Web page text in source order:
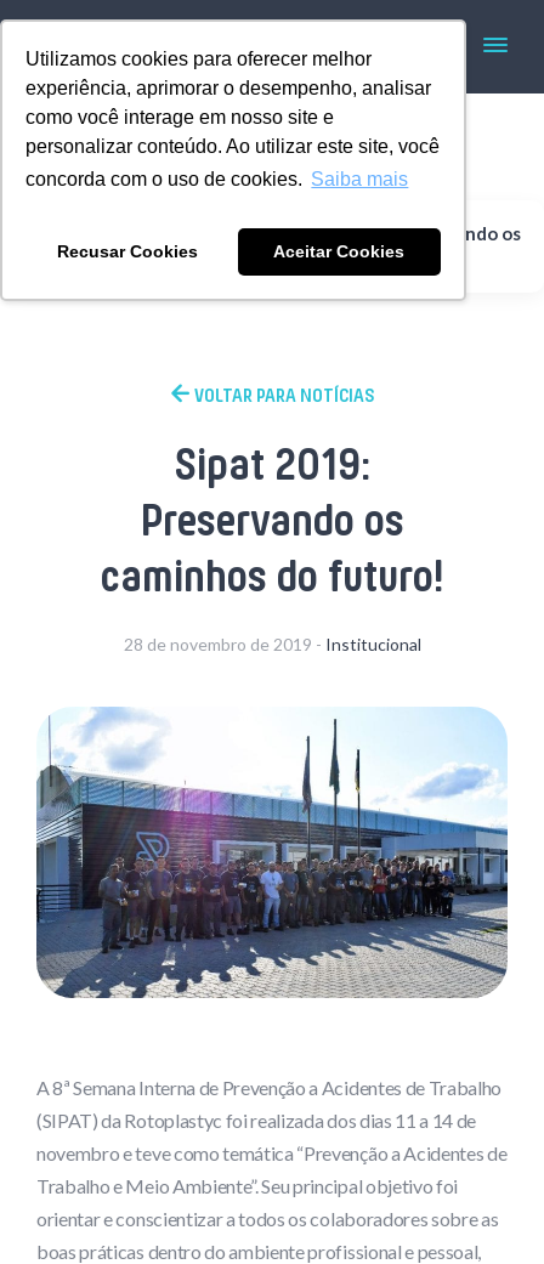
Utilizamos cookies para oferecer melhor
experiência, aprimorar o desempenho, analisar
como você interage em nosso site e
personalizar conteúdo. Ao utilizar este site, você
concorda com o uso de cookies. Saiba mais
Recusar Cookies Aceitar Cookies
Home Institucional
Sipat 2019: Preservando os
caminhos do futuro!
VOLTAR PARA NOTÍCIAS
Sipat 2019:
Preservando os
caminhos do futuro!
28 de novembro de 2019 - Institucional
A 8ª Semana Interna de Prevenção a Acidentes de Trabalho
(SIPAT) da Rotoplastyc foi realizada dos dias 11 a 14 de
novembro e teve como temática “Prevenção a Acidentes de
Trabalho e Meio Ambiente”. Seu principal objetivo foi
orientar e conscientizar a todos os colaboradores sobre as
boas práticas dentro do ambiente profissional e pessoal,